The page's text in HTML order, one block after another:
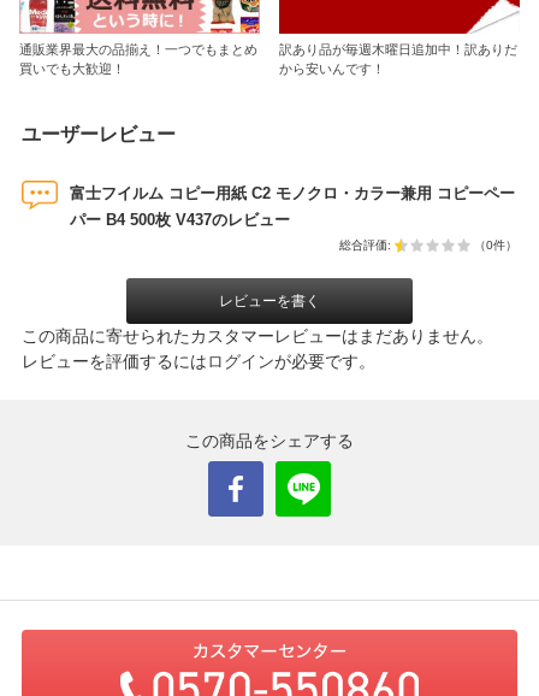
通販業界最大の品揃え！一つでもまとめ
買いでも大歓迎！
訳あり品が毎週木曜日追加中！訳ありだ
から安いんです！
ユーザーレビュー
富士フイルム コピー用紙 C2 モノクロ・カラー兼用 コピーペー
パー B4 500枚 V437のレビュー
総合評価: （0件）
レビューを書く
この商品に寄せられたカスタマーレビューはまだありません。
レビューを評価するにはログインが必要です。
この商品をシェアする